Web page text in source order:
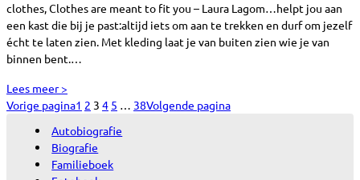
clothes, Clothes are meant to fit you – Laura Lagom…helpt jou aan
een kast die bij je past:altijd iets om aan te trekken en durf om jezelf
écht te laten zien. Met kleding laat je van buiten zien wie je van
binnen bent.…
Lees meer >
Vorige pagina1 2 3 4 5 … 38Volgende pagina
Autobiografie
Biografie
Familieboek